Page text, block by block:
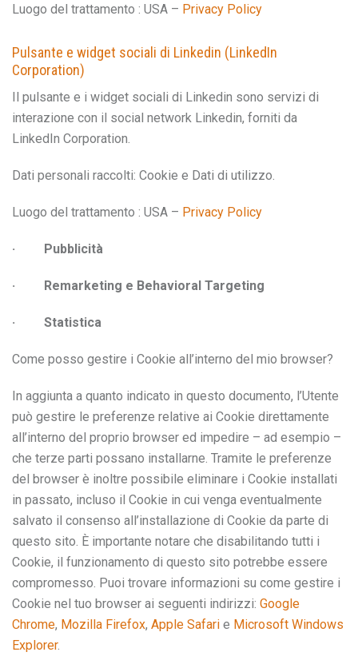
Luogo del trattamento : USA – Privacy Policy
Pulsante e widget sociali di Linkedin (LinkedIn
Corporation)
Il pulsante e i widget sociali di Linkedin sono servizi di
interazione con il social network Linkedin, forniti da
LinkedIn Corporation.
Dati personali raccolti: Cookie e Dati di utilizzo.
Luogo del trattamento : USA – Privacy Policy
· Pubblicità
· Remarketing e Behavioral Targeting
· Statistica
Come posso gestire i Cookie all’interno del mio browser?
In aggiunta a quanto indicato in questo documento, l’Utente
può gestire le preferenze relative ai Cookie direttamente
all’interno del proprio browser ed impedire – ad esempio –
che terze parti possano installarne. Tramite le preferenze
del browser è inoltre possibile eliminare i Cookie installati
in passato, incluso il Cookie in cui venga eventualmente
salvato il consenso all’installazione di Cookie da parte di
questo sito. È importante notare che disabilitando tutti i
Cookie, il funzionamento di questo sito potrebbe essere
compromesso. Puoi trovare informazioni su come gestire i
Cookie nel tuo browser ai seguenti indirizzi: Google
Chrome, Mozilla Firefox, Apple Safari e Microsoft Windows
Explorer.